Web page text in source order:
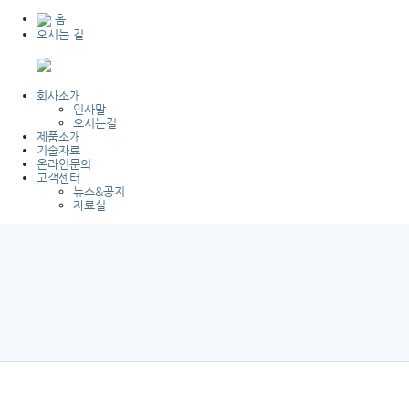
홈
오시는 길
회사소개
인사말
오시는길
제품소개
기술자료
온라인문의
고객센터
뉴스&공지
자료실